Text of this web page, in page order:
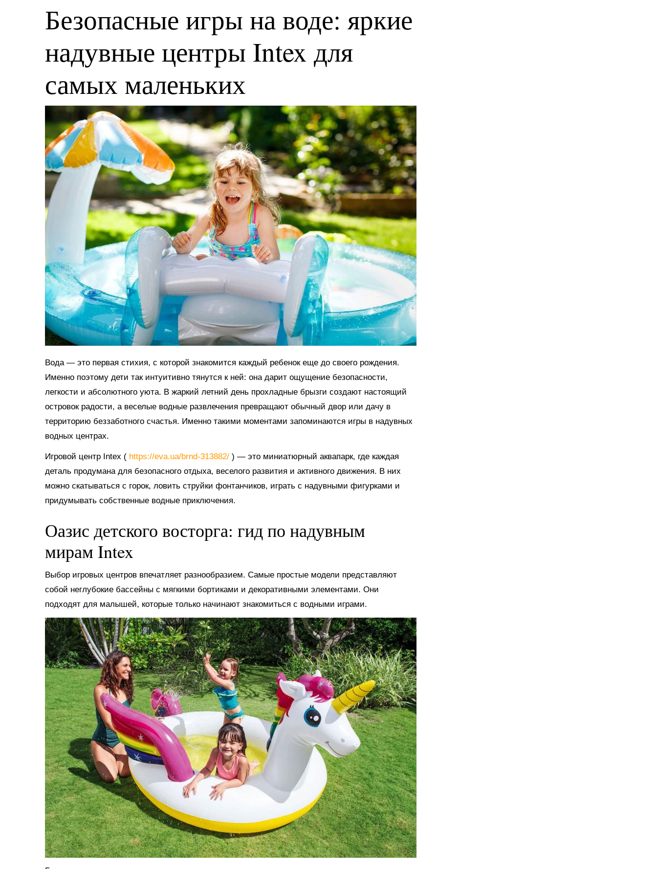
Безопасные игры на воде: яркие
надувные центры Intex для
самых маленьких
Вода — это первая стихия, с которой знакомится каждый ребенок еще до своего рождения.
Именно поэтому дети так интуитивно тянутся к ней: она дарит ощущение безопасности,
легкости и абсолютного уюта. В жаркий летний день прохладные брызги создают настоящий
островок радости, а веселые водные развлечения превращают обычный двор или дачу в
территорию беззаботного счастья. Именно такими моментами запоминаются игры в надувных
водных центрах.
Игровой центр Intex ( https://eva.ua/brnd-313882/ ) — это миниатюрный аквапарк, где каждая
деталь продумана для безопасного отдыха, веселого развития и активного движения. В них
можно скатываться с горок, ловить струйки фонтанчиков, играть с надувными фигурками и
придумывать собственные водные приключения.
Оазис детского восторга: гид по надувным
мирам Intex
Выбор игровых центров впечатляет разнообразием. Самые простые модели представляют
собой неглубокие бассейны с мягкими бортиками и декоративными элементами. Они
подходят для малышей, которые только начинают знакомиться с водными играми.